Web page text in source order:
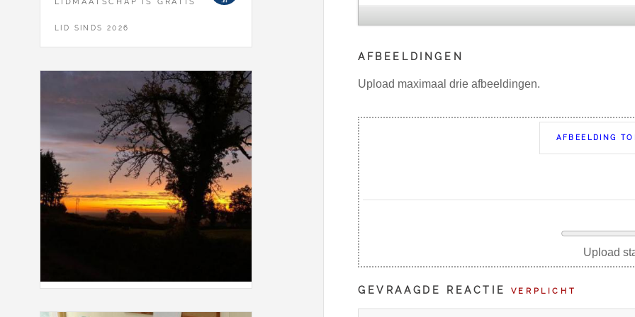
LID SINDS 2026
AFBEELDINGEN
Upload maximaal drie afbeeldingen.
AFBEELDING
Upload
GEVRAAGDE REACTIE VERPLICHT